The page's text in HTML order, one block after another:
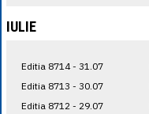
IULIE
Editia 8714 - 31.07
Editia 8713 - 30.07
Editia 8712 - 29.07